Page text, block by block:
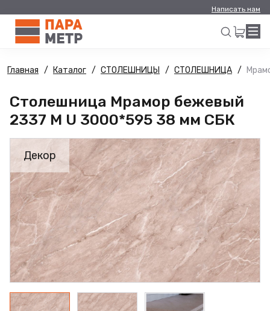
Написать нам
Искать
Главная Каталог СТОЛЕШНИЦЫ СТОЛЕШНИЦА
Столешница Мрамор бежевый
2337 М U 3000*595 38 мм СБК
Декор